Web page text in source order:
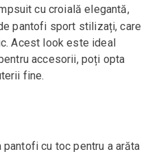
cu croială elegantă,
pantofi sport stilizați, care
Acest look este ideal
accesorii, poți opta
fine.
cu toc pentru a arăta